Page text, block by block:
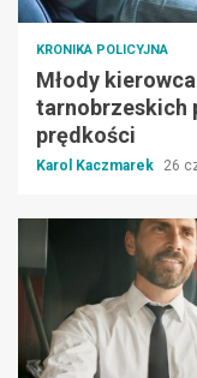
KRONIKA POLICYJNA
Młody
tarnobrzeskich
prędkości
Karol Kaczmarek 26